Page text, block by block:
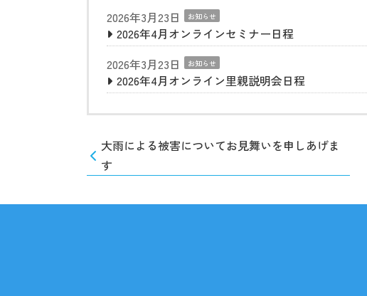
2026年3月23日
お知らせ
2026年4月オンラインセミナー日程
2026年3月23日
お知らせ
2026年4月オンライン里親説明会日程
大雨による被害についてお見舞いを申しあげま
す